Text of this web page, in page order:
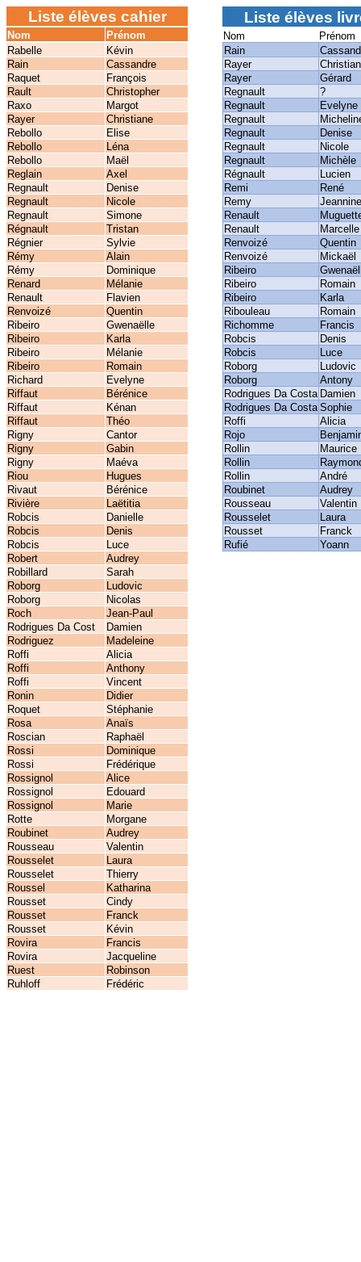
Liste élèves cahier Liste élèves
Nom Prénom Nom
Prénom
Rabelle
Kévin Rain
Rain
Cassandre Rayer
Raquet
François Rayer
Gérard
Rault
Christopher Regnault
?
Raxo
Margot Regnault
Evelyne
Rayer
Christiane Regnault
Rebollo
Elise Regnault
Denise
Rebollo
Léna Regnault
Nicole
Rebollo
Maël Regnault
Michèle
Reglain
Axel Régnault
Lucien
Regnault
Denise Remi
René
Regnault
Nicole Remy
Jeannine
Regnault
Simone Renault
Régnault
Tristan Renault
Marcelle
Régnier
Sylvie Renvoizé
Quentin
Rémy
Alain Renvoizé
Mickaël
Rémy
Dominique Ribeiro
Renard
Mélanie Ribeiro
Romain
Renault
Flavien Ribeiro
Karla
Renvoizé
Quentin Ribouleau
Romain
Ribeiro
Gwenaëlle Richomme
Francis
Ribeiro
Karla Robcis
Denis
Ribeiro
Mélanie Robcis
Luce
Ribeiro
Romain Roborg
Ludovic
Richard
Evelyne Roborg
Antony
Riffaut
Bérénice Rodrigues Da Costa Damien
Riffaut
Kénan Rodrigues Da Costa Sophie
Riffaut
Théo Roffi
Alicia
Rigny
Cantor Rojo
Rigny
Gabin Rollin
Maurice
Rigny
Maéva Rollin
Riou
Hugues Rollin
André
Rivaut
Bérénice Roubinet
Audrey
Rivière
Laëtitia Rousseau
Valentin
Robcis
Danielle Rousselet
Laura
Robcis
Denis Rousset
Franck
Robcis
Luce Rufié
Yoann
Robert
Audrey
Robillard
Sarah
Roborg
Ludovic
Roborg
Nicolas
Roch
Jean-Paul
Rodrigues Da Cost
Damien
Rodriguez
Madeleine
Roffi
Alicia
Roffi
Anthony
Roffi
Vincent
Ronin
Didier
Roquet
Stéphanie
Rosa
Anaïs
Roscian
Raphaël
Rossi
Dominique
Rossi
Frédérique
Rossignol
Alice
Rossignol
Edouard
Rossignol
Marie
Rotte
Morgane
Roubinet
Audrey
Rousseau
Valentin
Rousselet
Laura
Rousselet
Thierry
Roussel
Katharina
Rousset
Cindy
Rousset
Franck
Rousset
Kévin
Rovira
Francis
Rovira
Jacqueline
Ruest
Robinson
Ruhloff
Frédéric